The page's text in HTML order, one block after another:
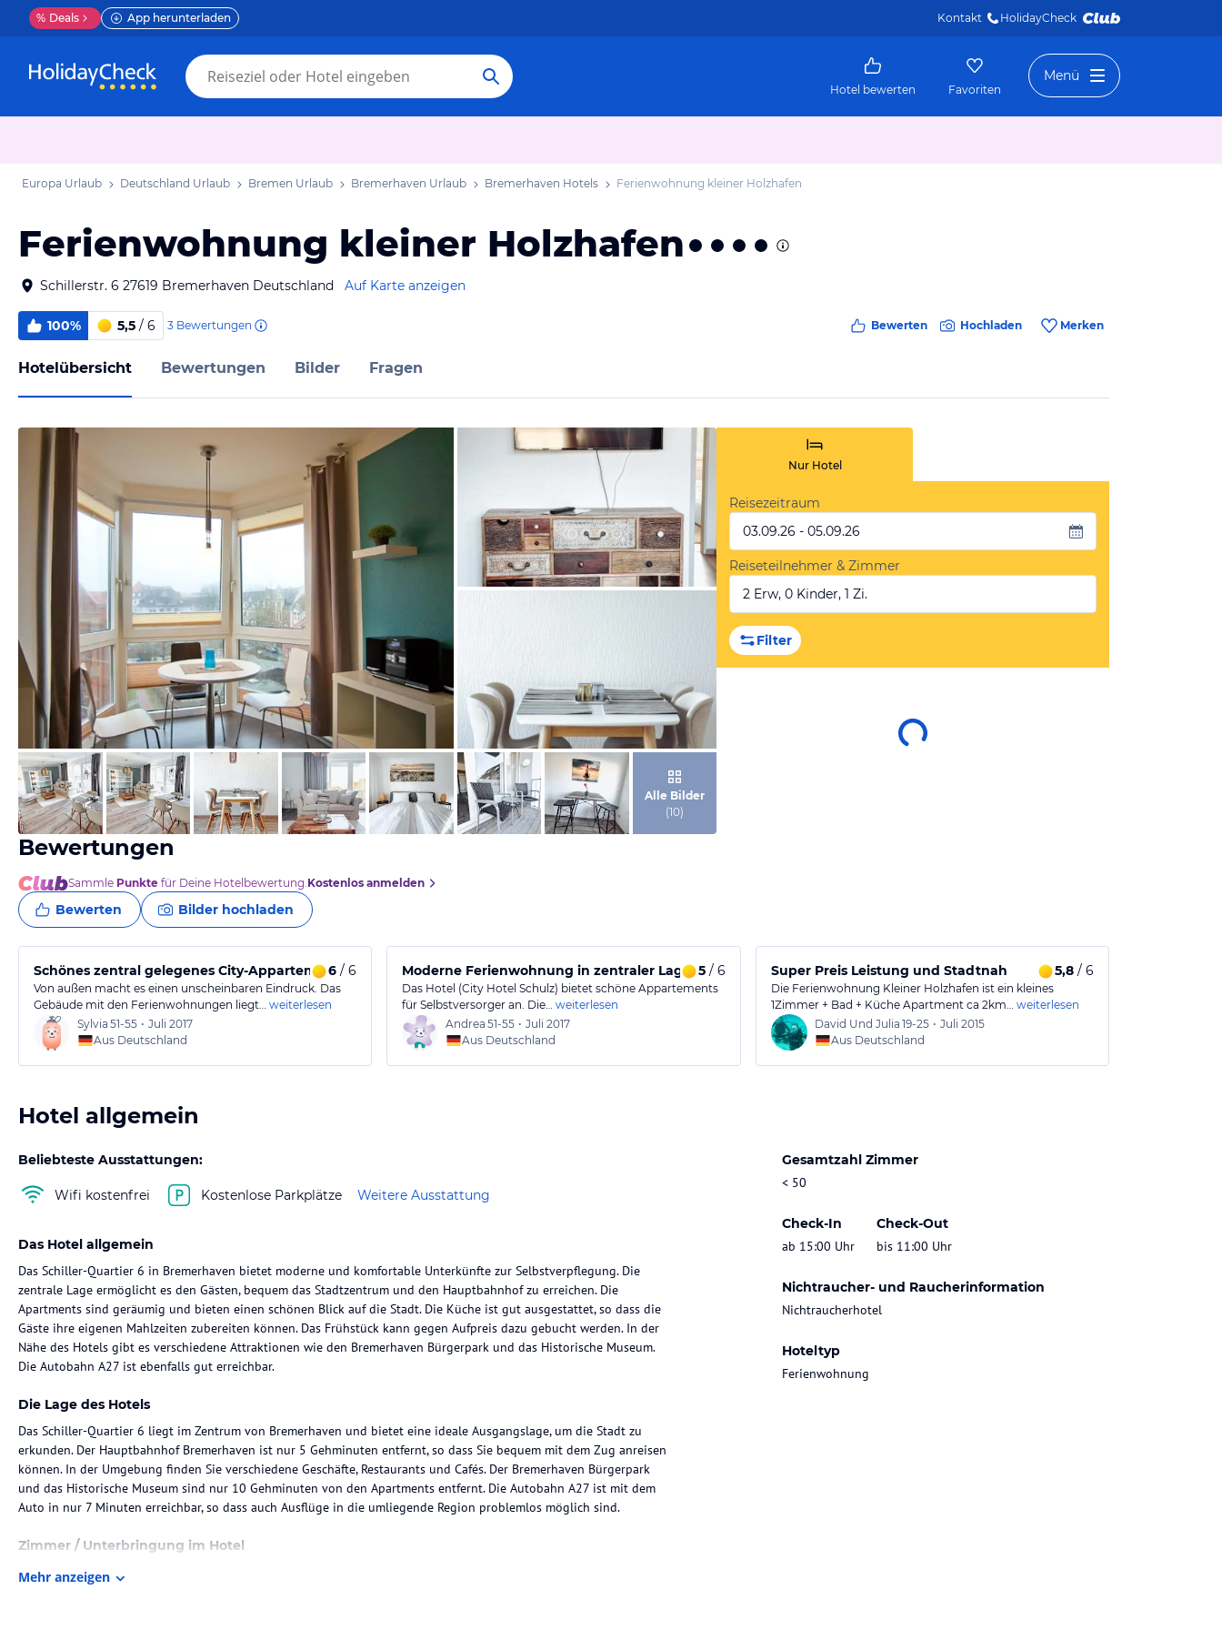
% Deals App herunterladen Kontakt HolidayCheck
Hotel bewerten Favoriten
Menü
Europa Urlaub Deutschland Urlaub Bremen Urlaub Bremerhaven Urlaub Bremerhaven Hotels Ferienwohnung kleiner Holzhafen
Ferienwohnung kleiner Holzhafen
Schillerstr. 6 27619 Bremerhaven Deutschland Auf Karte anzeigen
100% 5,5 / 6 3 Bewertungen Bewerten Hochladen Merken
Hotelübersicht Bewertungen Bilder Fragen
von Booking.com von Booking.com
Alle Bilder
(10)
Nur Hotel
Reisezeitraum
03.09.26 - 05.09.26
Reiseteilnehmer & Zimmer
2 Erw, 0 Kinder, 1 Zi.
Filter
Bewertungen
Sammle Punkte für Deine Hotelbewertung.Kostenlos anmelden
Bewerten Bilder hochladen
Schönes zentral gelegenes City-Appartement
6 / 6
Von außen macht es einen unscheinbaren Eindruck. Das
Gebäude mit den Ferienwohnungen liegt… weiterlesen
Sylvia 51-55 • Juli 2017
Aus Deutschland
Moderne Ferienwohnung in zentraler Lage 5/ 6
Das Hotel (City Hotel Schulz) bietet schöne Appartements
für Selbstversorger an. Die… weiterlesen
Andrea 51-55 • Juli 2017
Aus Deutschland
Super Preis Leistung und Stadtnah 5,8/ 6
Die Ferienwohnung Kleiner Holzhafen ist ein kleines
1Zimmer + Bad + Küche Apartment ca 2km… weiterlesen
David Und Julia 19-25 • Juli 2015
Aus Deutschland
Hotel allgemein
Beliebteste Ausstattungen:
Wifi kostenfrei Kostenlose Parkplätze Weitere Ausstattung
Gesamtzahl Zimmer
< 50
Check-In
ab 15:00 Uhr
Check-Out
bis 11:00 Uhr
Nichtraucher- und Raucherinformation
Nichtraucherhotel
Hoteltyp
Ferienwohnung
Das Hotel allgemein
Das Schiller-Quartier 6 in Bremerhaven bietet moderne und komfortable Unterkünfte zur Selbstverpflegung. Die
zentrale Lage ermöglicht es den Gästen, bequem das Stadtzentrum und den Hauptbahnhof zu erreichen. Die
Apartments sind geräumig und bieten einen schönen Blick auf die Stadt. Die Küche ist gut ausgestattet, so dass die
Gäste ihre eigenen Mahlzeiten zubereiten können. Das Frühstück kann gegen Aufpreis dazu gebucht werden. In der
Nähe des Hotels gibt es verschiedene Attraktionen wie den Bremerhaven Bürgerpark und das Historische Museum.
Die Autobahn A27 ist ebenfalls gut erreichbar.
Die Lage des Hotels
Das Schiller-Quartier 6 liegt im Zentrum von Bremerhaven und bietet eine ideale Ausgangslage, um die Stadt zu
erkunden. Der Hauptbahnhof Bremerhaven ist nur 5 Gehminuten entfernt, so dass Sie bequem mit dem Zug anreisen
können. In der Umgebung finden Sie verschiedene Geschäfte, Restaurants und Cafés. Der Bremerhaven Bürgerpark
und das Historische Museum sind nur 10 Gehminuten von den Apartments entfernt. Die Autobahn A27 ist mit dem
Auto in nur 7 Minuten erreichbar, so dass auch Ausflüge in die umliegende Region problemlos möglich sind.
Zimmer / Unterbringung im Hotel
Die Apartments im Schiller-Quartier 6 sind modern und geschmackvoll eingerichtet. Sie verfügen über große Fenster,
Mehr anzeigen